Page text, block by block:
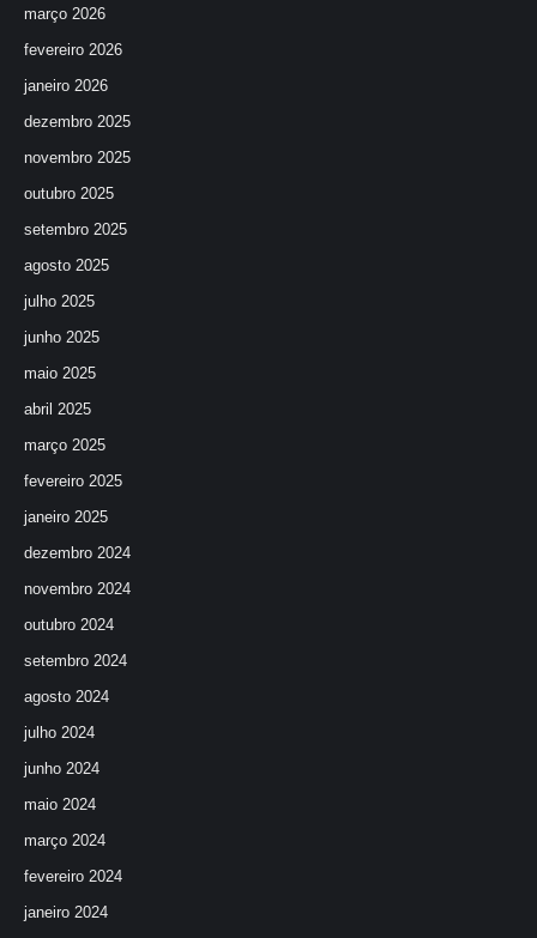
março 2026
fevereiro 2026
janeiro 2026
dezembro 2025
novembro 2025
outubro 2025
setembro 2025
agosto 2025
julho 2025
junho 2025
maio 2025
abril 2025
março 2025
fevereiro 2025
janeiro 2025
dezembro 2024
novembro 2024
outubro 2024
setembro 2024
agosto 2024
julho 2024
junho 2024
maio 2024
março 2024
fevereiro 2024
janeiro 2024